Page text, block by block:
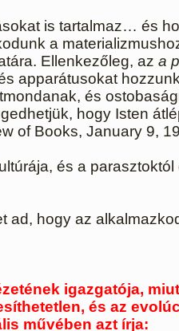
is tartalmaz… és
a
Ellenkezőleg, az a
apparátusokat
és
hogy Isten
of Books, January 9,
és a
ad, hogy az
igazgatója,
és az
művében azt írja: